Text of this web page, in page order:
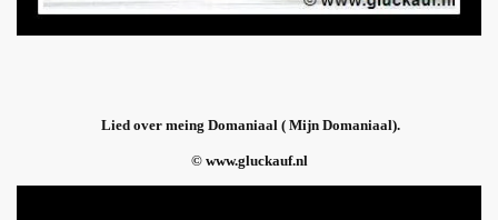
Lied over meing Domaniaal ( Mijn Domaniaal).
© www.gluckauf.nl